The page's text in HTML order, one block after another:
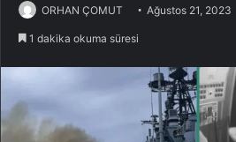
ORHAN ÇOMUT Ağustos 21, 2023
1 dakika okuma süresi